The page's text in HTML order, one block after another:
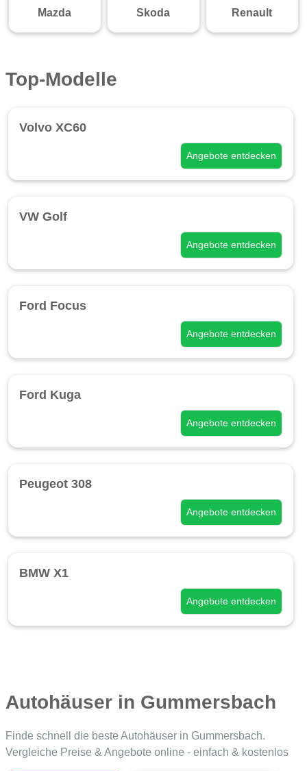
Mazda Skoda Renault
Top-Modelle
Volvo XC60
Angebote entdecken
VW Golf
Angebote entdecken
Ford Focus
Angebote entdecken
Ford Kuga
Angebote entdecken
Peugeot 308
Angebote entdecken
BMW X1
Angebote entdecken
Autohäuser in Gummersbach
Finde schnell die beste Autohäuser in Gummersbach.
Vergleiche Preise & Angebote online - einfach & kostenlos